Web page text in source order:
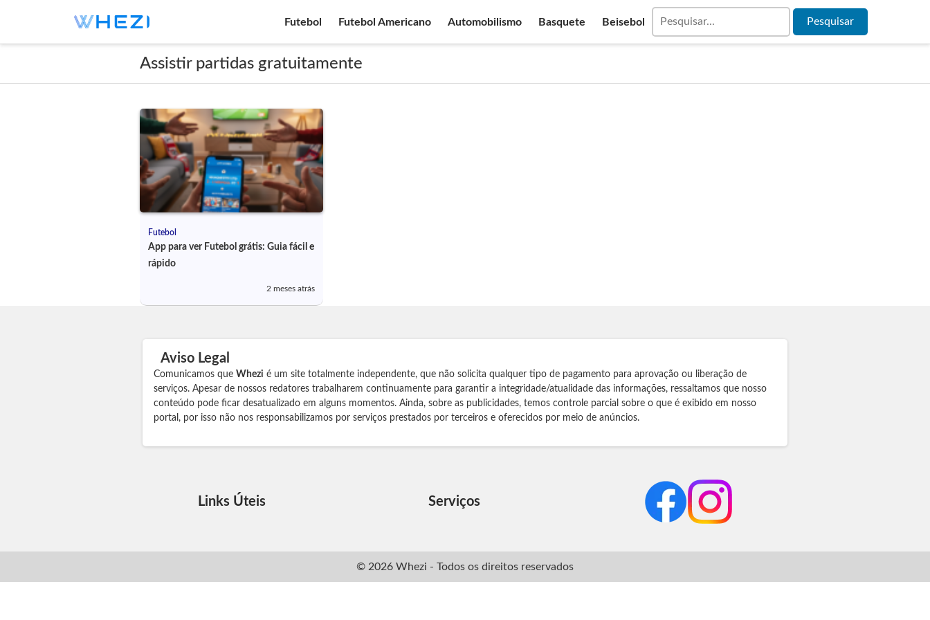
Futebol Futebol Americano Automobilismo Basquete Beisebol
Assistir partidas gratuitamente
Futebol
App para ver Futebol grátis: Guia fácil e
rápido
2 meses atrás
Aviso Legal
Comunicamos que Whezi é um site totalmente independente, que não solicita qualquer tipo de pagamento para aprovação ou liberação de
serviços. Apesar de nossos redatores trabalharem continuamente para garantir a integridade/atualidade das informações, ressaltamos que nosso
conteúdo pode ficar desatualizado em alguns momentos. Ainda, sobre as publicidades, temos controle parcial sobre o que é exibido em nosso
portal, por isso não nos responsabilizamos por serviços prestados por terceiros e oferecidos por meio de anúncios.
Links Úteis Serviços
© 2026 Whezi - Todos os direitos reservados